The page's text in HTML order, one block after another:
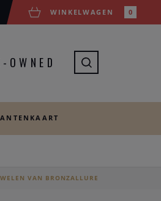
WINKELWAGEN 0
OWNED
VAN BRONZALLURE